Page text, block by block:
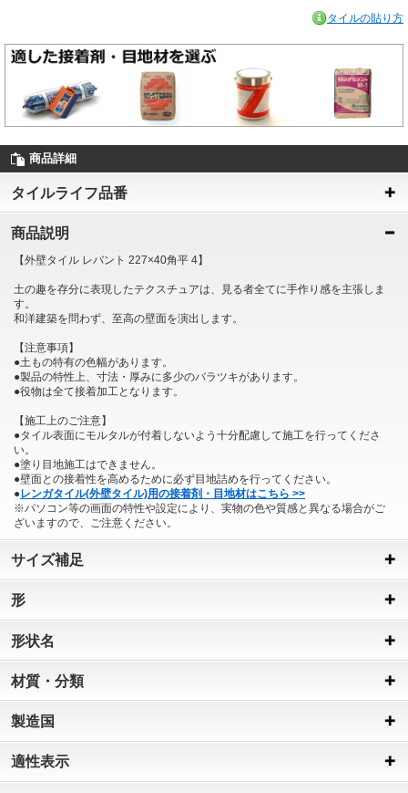
タイルの貼り方
商品詳細
タイルライフ品番
商品説明
【外壁タイル レバント 227×40角平 4】
土の趣を存分に表現したテクスチュアは、見る者全てに手作り感を主張しま
す。
和洋建築を問わず、至高の壁面を演出します。
【注意事項】
●土もの特有の色幅があります。
●製品の特性上、寸法・厚みに多少のバラツキがあります。
●役物は全て接着加工となります。
【施工上のご注意】
●タイル表面にモルタルが付着しないよう十分配慮して施工を行ってくださ
い。
●塗り目地施工はできません。
●壁面との接着性を高めるために必ず目地詰めを行ってください。
●レンガタイル(外壁タイル)用の接着剤・目地材はこちら >>
※パソコン等の画面の特性や設定により、実物の色や質感と異なる場合がご
ざいますので、ご注意ください。
サイズ補足
形
形状名
材質・分類
製造国
適性表示